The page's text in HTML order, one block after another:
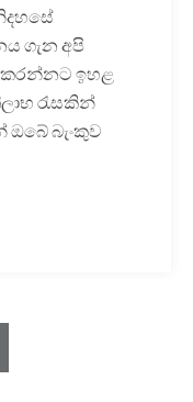
ගැන අපි
කරන්නට ඉහළ
රැසකින්
ඔබේ බැංකුව